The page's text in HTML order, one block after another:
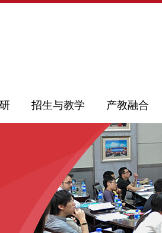
招生与教学 产教融合